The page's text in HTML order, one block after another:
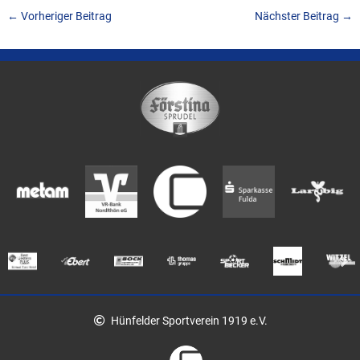
← Vorheriger Beitrag Nächster Beitrag →
Hünfelder Sportverein 1919 e.V.